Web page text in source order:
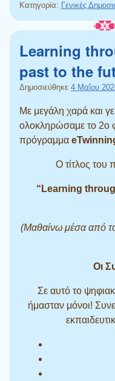
Κατηγορία: Γενικές
Learning
past to the
Δημοσιεύθηκε 4 Μαΐου
Με μεγάλη χαρά και
ολοκληρώσαμε το 2ο
πρόγραμμα
Ο τίτλος του
“Learning
(Μαθαίνω μέσα από
Οι
Σε αυτό το
ήμασταν μόνοι!